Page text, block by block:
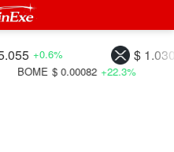
$ 1.03071 -
+0.6%
$ 0.00082 +22.3%